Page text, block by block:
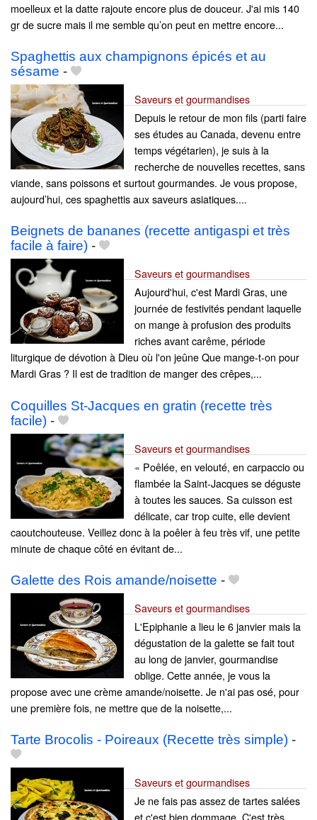
moelleux et la datte rajoute encore plus de douceur. J'ai mis 140
gr de sucre mais il me semble qu’on peut en mettre encore...
Spaghettis aux champignons épicés et au
sésame -
Saveurs et gourmandises
Depuis le retour de mon fils (parti faire
ses études au Canada, devenu entre
temps végétarien), je suis à la
recherche de nouvelles recettes, sans
viande, sans poissons et surtout gourmandes. Je vous propose,
aujourd’hui, ces spaghettis aux saveurs asiatiques....
Beignets de bananes (recette antigaspi et très
facile à faire) -
Saveurs et gourmandises
Aujourd'hui, c'est Mardi Gras, une
journée de festivités pendant laquelle
on mange à profusion des produits
riches avant carême, période
liturgique de dévotion à Dieu où l'on jeûne Que mange-t-on pour
Mardi Gras ? Il est de tradition de manger des crêpes,...
Coquilles St-Jacques en gratin (recette très
facile) -
Saveurs et gourmandises
« Poêlée, en velouté, en carpaccio ou
flambée la Saint-Jacques se déguste
à toutes les sauces. Sa cuisson est
délicate, car trop cuite, elle devient
caoutchouteuse. Veillez donc à la poêler à feu très vif, une petite
minute de chaque côté en évitant de...
Galette des Rois amande/noisette -
Saveurs et gourmandises
L'Epiphanie a lieu le 6 janvier mais la
dégustation de la galette se fait tout
au long de janvier, gourmandise
oblige. Cette année, je vous la
propose avec une crème amande/noisette. Je n'ai pas osé, pour
une première fois, ne mettre que de la noisette,...
Tarte Brocolis - Poireaux (Recette très simple) -
Saveurs et gourmandises
Je ne fais pas assez de tartes salées
et c'est bien dommage. C'est très